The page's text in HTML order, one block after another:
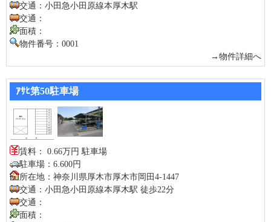
交通：小田急小田原線本厚木駅
交通：
面積：
物件番号：0001
→物件詳細へ
ｱｻﾋ第50駐車場
賃料： 0.66万円 駐車場
駐車場：6.600円
所在地：神奈川県厚木市厚木市岡田4-1447
交通：小田急小田原線本厚木駅 徒歩22分
交通：
面積：